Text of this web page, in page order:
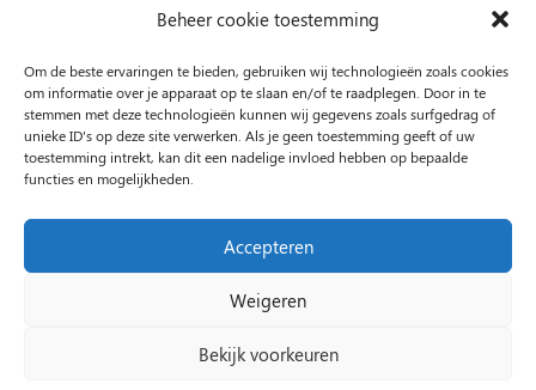
Beheer cookie toestemming
Om de beste ervaringen te bieden, gebruiken wij technologieën zoals cookies
om informatie over je apparaat op te slaan en/of te raadplegen. Door in te
stemmen met deze technologieën kunnen wij gegevens zoals surfgedrag of
unieke ID's op deze site verwerken. Als je geen toestemming geeft of uw
toestemming intrekt, kan dit een nadelige invloed hebben op bepaalde
functies en mogelijkheden.
Accepteren
Weigeren
Bekijk voorkeuren
Volg op Instagram
Rob Jacobs uit ’s-Hertogenbosch is een ‘Plein Air’- en
‘Live Event Painter’, schilderend bewogen door Licht en
Liefde.
2024 Rob Jacobs LIVE EVENT PAINTING / Hosted By
Impact Presentations